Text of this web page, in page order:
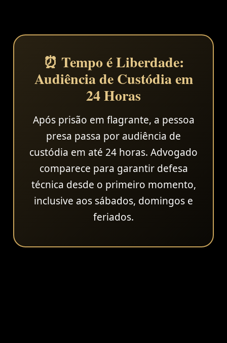
⏰ Tempo é Liberdade:
Audiência de Custódia em
24 Horas
Após prisão em flagrante, a pessoa
presa passa por audiência de
custódia em até 24 horas. Advogado
comparece para garantir defesa
técnica desde o primeiro momento,
inclusive aos sábados, domingos e
feriados.